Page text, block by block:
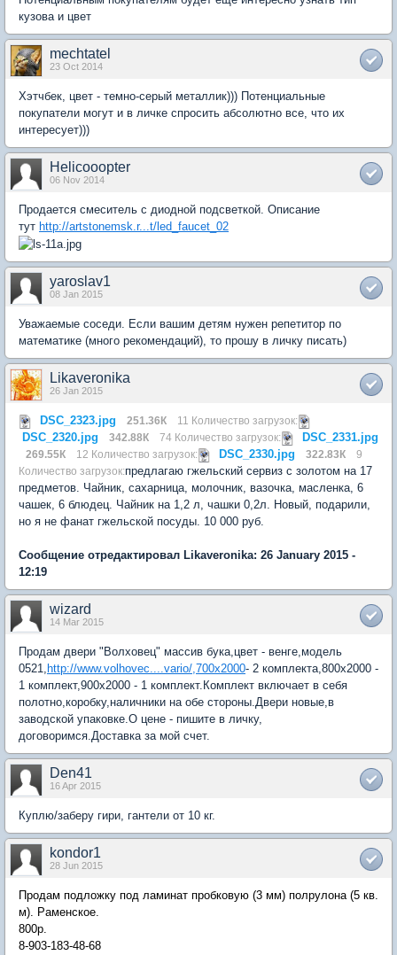
кузова и цвет
mechtatel
23 Oct 2014
Хэтчбек, цвет - темно-серый металлик))) Потенциальные
покупатели могут и в личке спросить абсолютно все, что их
интересует)))
Helicooopter
06 Nov 2014
Продается смеситель с диодной подсветкой. Описание
тут http://artstonemsk.r...t/led_faucet_02
yaroslav1
08 Jan 2015
Уважаемые соседи. Если вашим детям нужен репетитор по
математике (много рекомендаций), то прошу в личку писать)
Likaveronika
26 Jan 2015
DSC_2323.jpg 251.36К 11 Количество загрузок:
DSC_2320.jpg 342.88К 74 Количество загрузок: DSC_2331.jpg
269.55К 12 Количество загрузок: DSC_2330.jpg 322.83К
9
Количество загрузок:предлагаю гжельский сервиз с золотом на 17
предметов. Чайник, сахарница, молочник, вазочка, масленка, 6
чашек, 6 блюдец. Чайник на 1,2 л, чашки 0,2л. Новый, подарили,
но я не фанат гжельской посуды. 10 000 руб.
Сообщение отредактировал Likaveronika: 26 January 2015 -
12:19
wizard
14 Mar 2015
Продам двери "Волховец" массив бука,цвет - венге,модель
0521, http://www.volhovec....vario/,700х2000- 2 комплекта,800х2000 -
1 комплект,900х2000 - 1 комплект.Комплект включает в себя
полотно,коробку,наличники на обе стороны.Двери новые,в
заводской упаковке.О цене - пишите в личку,
договоримся.Доставка за мой счет.
Den41
16 Apr 2015
Куплю/заберу гири, гантели от 10 кг.
kondor1
28 Jun 2015
Продам подложку под ламинат пробковую (3 мм) полрулона (5 кв.
м). Раменское.
800р.
8-903-183-48-68